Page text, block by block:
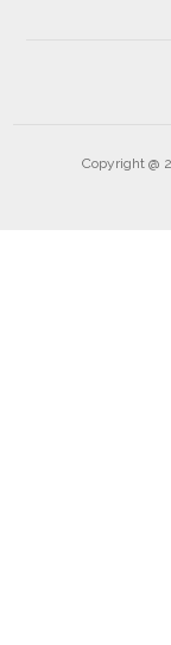
Copyright @